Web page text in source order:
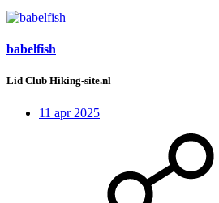
babelfish
Lid Club Hiking-site.nl
11 apr 2025